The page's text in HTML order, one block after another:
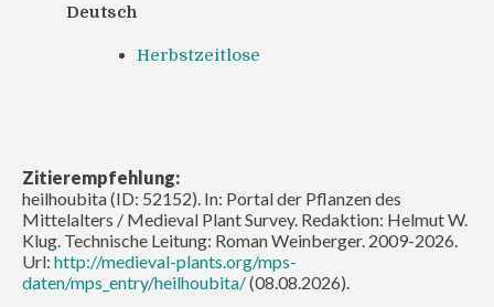
Deutsch
Herbstzeitlose
Zitierempfehlung:
heilhoubita (ID: 52152). In: Portal der Pflanzen des
Mittelalters / Medieval Plant Survey. Redaktion: Helmut W.
Klug. Technische Leitung: Roman Weinberger. 2009-2026.
Url: http://medieval-plants.org/mps-
daten/mps_entry/heilhoubita/(08.08.2026).